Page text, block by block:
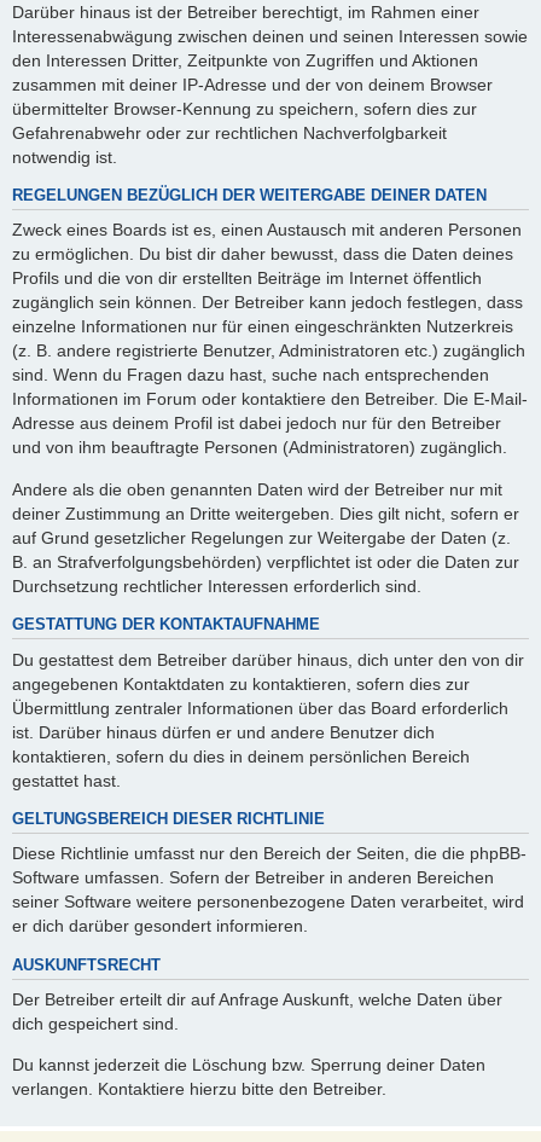
Darüber hinaus ist der Betreiber berechtigt, im Rahmen einer
Interessenabwägung zwischen deinen und seinen Interessen sowie
den Interessen Dritter, Zeitpunkte von Zugriffen und Aktionen
zusammen mit deiner IP-Adresse und der von deinem Browser
übermittelter Browser-Kennung zu speichern, sofern dies zur
Gefahrenabwehr oder zur rechtlichen Nachverfolgbarkeit
notwendig ist.
REGELUNGEN BEZÜGLICH DER WEITERGABE DEINER DATEN
Zweck eines Boards ist es, einen Austausch mit anderen Personen
zu ermöglichen. Du bist dir daher bewusst, dass die Daten deines
Profils und die von dir erstellten Beiträge im Internet öffentlich
zugänglich sein können. Der Betreiber kann jedoch festlegen, dass
einzelne Informationen nur für einen eingeschränkten Nutzerkreis
(z. B. andere registrierte Benutzer, Administratoren etc.) zugänglich
sind. Wenn du Fragen dazu hast, suche nach entsprechenden
Informationen im Forum oder kontaktiere den Betreiber. Die E-Mail-
Adresse aus deinem Profil ist dabei jedoch nur für den Betreiber
und von ihm beauftragte Personen (Administratoren) zugänglich.
Andere als die oben genannten Daten wird der Betreiber nur mit
deiner Zustimmung an Dritte weitergeben. Dies gilt nicht, sofern er
auf Grund gesetzlicher Regelungen zur Weitergabe der Daten (z.
B. an Strafverfolgungsbehörden) verpflichtet ist oder die Daten zur
Durchsetzung rechtlicher Interessen erforderlich sind.
GESTATTUNG DER KONTAKTAUFNAHME
Du gestattest dem Betreiber darüber hinaus, dich unter den von dir
angegebenen Kontaktdaten zu kontaktieren, sofern dies zur
Übermittlung zentraler Informationen über das Board erforderlich
ist. Darüber hinaus dürfen er und andere Benutzer dich
kontaktieren, sofern du dies in deinem persönlichen Bereich
gestattet hast.
GELTUNGSBEREICH DIESER RICHTLINIE
Diese Richtlinie umfasst nur den Bereich der Seiten, die die phpBB-
Software umfassen. Sofern der Betreiber in anderen Bereichen
seiner Software weitere personenbezogene Daten verarbeitet, wird
er dich darüber gesondert informieren.
AUSKUNFTSRECHT
Der Betreiber erteilt dir auf Anfrage Auskunft, welche Daten über
dich gespeichert sind.
Du kannst jederzeit die Löschung bzw. Sperrung deiner Daten
verlangen. Kontaktiere hierzu bitte den Betreiber.